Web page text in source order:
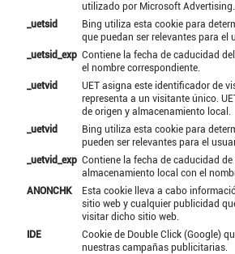
utilizado por Microsoft Advertising.
_uetsid
Bing utiliza esta cookie para
que puedan ser relevantes para
_uetsid_exp Contiene la fecha de caducidad
el nombre correspondiente.
_uetvid
UET asigna este identificador de
representa a un visitante único.
de origen y almacenamiento local.
_uetvid
Bing utiliza esta cookie para
pueden ser relevantes para el
_uetvid_exp Contiene la fecha de caducidad de
almacenamiento local con el
ANONCHK
Esta cookie lleva a cabo
sitio web y cualquier publicidad
visitar dicho sitio web.
IDE
Cookie de Double Click (Google)
nuestras campañas publicitarias.